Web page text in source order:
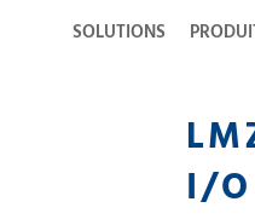
SOLUTIONS
I/O